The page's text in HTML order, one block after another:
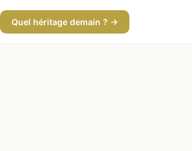
Quel héritage demain ? →